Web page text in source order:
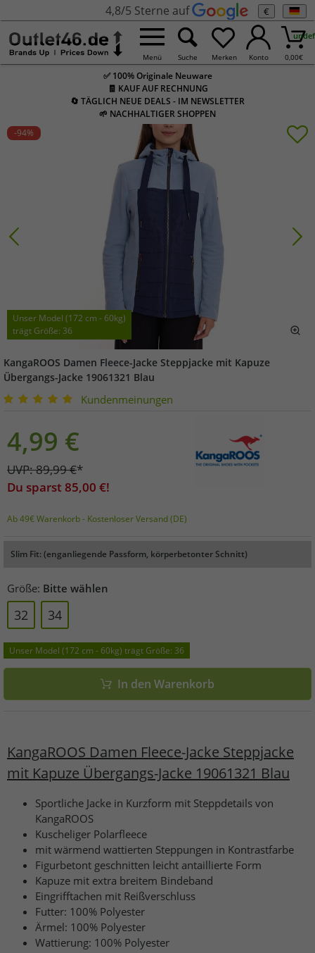
4,8/5 Sterne auf €
Menü Suche Merken Konto 0,00€
✅ 100% Originale Neuware
🧾 KAUF AUF RECHNUNG
🔄 TÄGLICH NEUE DEALS - IM NEWSLETTER
🌱 NACHHALTIGER SHOPPEN
-94%
Unser Model (172 cm - 60kg)
trägt Größe: 36
KangaROOS Damen Fleece-Jacke Steppjacke mit Kapuze
Übergangs-Jacke 19061321 Blau
Kundenmeinungen
4,99 €
UVP:89,99€*
Du sparst 85,00 €!
Ab 49€ Warenkorb - Kostenloser Versand (DE)
Slim Fit: (enganliegende Passform, körperbetonter Schnitt)
Größe: Bitte wählen
32 34
Unser Model (172 cm - 60kg) trägt Größe: 36
In den Warenkorb
KangaROOS Damen Fleece-Jacke Steppjacke
mit Kapuze Übergangs-Jacke 19061321 Blau
Sportliche Jacke in Kurzform mit Steppdetails von
KangaROOS
Kuscheliger Polarfleece
mit wärmend wattierten Steppungen in Kontrastfarbe
Figurbetont geschnitten leicht antaillierte Form
Kapuze mit extra breitem Bindeband
Eingrifftachen mit Reißverschluss
Futter: 100% Polyester
Ärmel: 100% Polyester
Wattierung: 100% Polyester